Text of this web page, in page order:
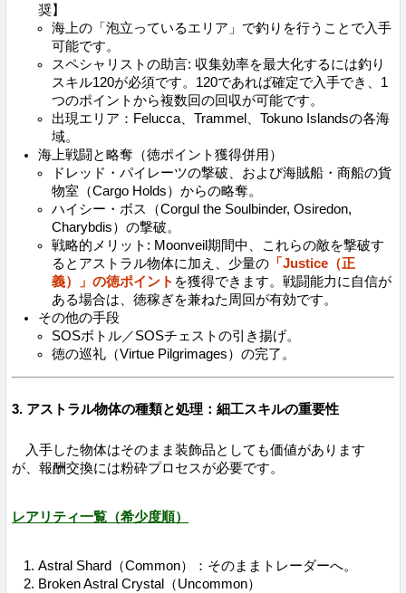
奨】
海上の「泡立っているエリア」で釣りを行うことで入手
可能です。
スペシャリストの助言: 収集効率を最大化するには釣り
スキル120が必須です。120であれば確定で入手でき、1
つのポイントから複数回の回収が可能です。
出現エリア：Felucca、Trammel、Tokuno Islandsの各海
域。
海上戦闘と略奪（徳ポイント獲得併用）
ドレッド・パイレーツの撃破、および海賊船・商船の貨
物室（Cargo Holds）からの略奪。
ハイシー・ボス（Corgul the Soulbinder, Osiredon,
Charybdis）の撃破。
戦略的メリット: Moonveil期間中、これらの敵を撃破す
るとアストラル物体に加え、少量の「Justice（正
義）」の徳ポイント を獲得できます。戦闘能力に自信が
ある場合は、徳稼ぎを兼ねた周回が有効です。
その他の手段
SOSボトル／SOSチェストの引き揚げ。
徳の巡礼（Virtue Pilgrimages）の完了。
3. アストラル物体の種類と処理：細工スキルの重要性
入手した物体はそのまま装飾品としても価値があります
が、報酬交換には粉砕プロセスが必要です。
レアリティ一覧（希少度順）
Astral Shard（Common）：そのままトレーダーへ。
Broken Astral Crystal（Uncommon）